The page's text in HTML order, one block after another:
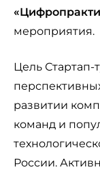
мероприятия.
Цель Стартап-
развитии
команд и
России.